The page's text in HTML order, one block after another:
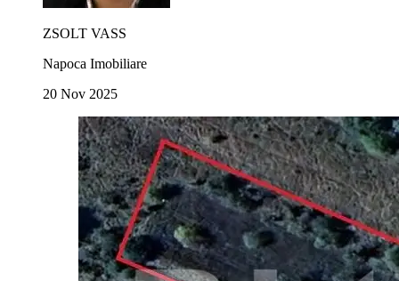
ZSOLT VASS
Napoca Imobiliare
20 Nov 2025